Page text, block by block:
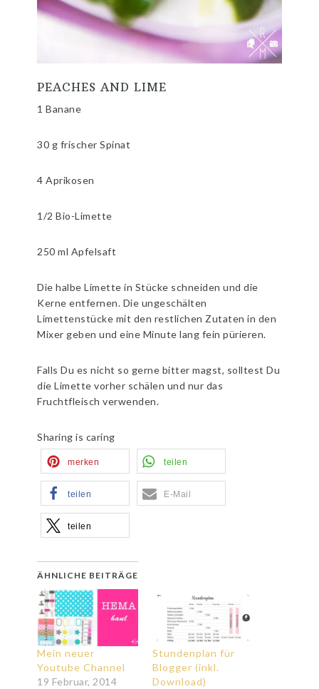
PEACHES AND LIME
1 Banane
30 g frischer Spinat
4 Aprikosen
1/2 Bio-Limette
250 ml Apfelsaft
Die halbe Limette in Stücke schneiden und die
Kerne entfernen. Die ungeschälten
Limettenstücke mit den restlichen Zutaten in den
Mixer geben und eine Minute lang fein pürieren.
Falls Du es nicht so gerne bitter magst, solltest Du
die Limette vorher schälen und nur das
Fruchtfleisch verwenden.
Sharing is caring
merken teilen
teilen E-Mail
teilen
ÄHNLICHE BEITRÄGE
Mein neuer
Youtube Channel
19 Februar, 2014
Stundenplan für
Blogger (inkl.
Download)